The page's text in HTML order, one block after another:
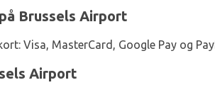
Brussels Airport
Visa, MasterCard, Google Pay og
Airport